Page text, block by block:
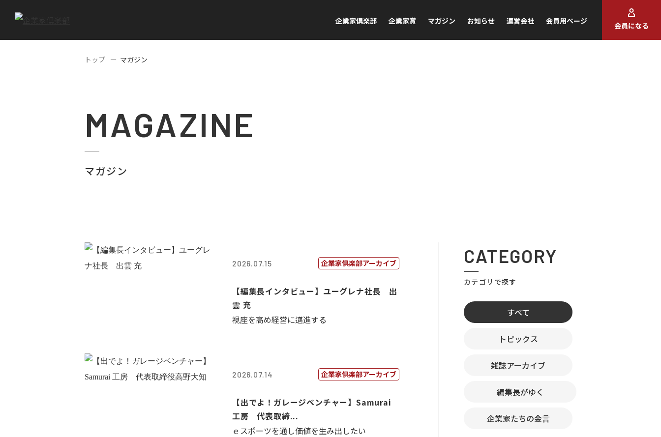
企業家倶楽部 企業家賞 マガジン お知らせ 運営会社 会員用ページ
会員になる
トップ マガジン
MAGAZINE
マガジン
2026.07.15 企業家倶楽部アーカイブ
【編集長インタビュー】ユーグレナ社長 出
雲 充
視座を高め経営に邁進する
2026.07.14 企業家倶楽部アーカイブ
【出でよ！ガレージベンチャー】Samurai
工房 代表取締...
ｅスポーツを通し価値を生み出したい
CATEGORY
カテゴリで探す
すべて
トピックス
雑誌アーカイブ
編集長がゆく
企業家たちの金言